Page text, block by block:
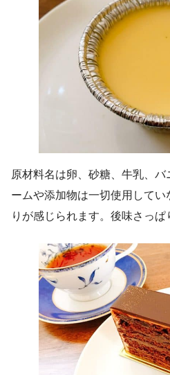
原材料名は卵、砂糖、牛乳、バ
ームや添加物は一切使用して
りが感じられます。後味さっぱ